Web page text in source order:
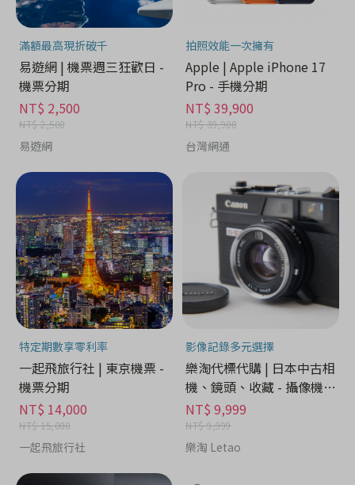
滿額最高現折破千
易遊網 | 機票週三狂歡日 -
機票分期
NT$ 2,500
NT$ 2,500
易遊網
拍照效能一次擁有
Apple | Apple iPhone 17
Pro - 手機分期
NT$ 39,900
NT$ 39,900
台灣網通
特定期數享零利率
一起飛旅行社 | 東京機票 -
機票分期
NT$ 14,000
NT$ 15,000
一起飛旅行社
影像記錄多元選擇
樂淘代標代購 | 日本中古相
機、鏡頭、收藏 - 攝像機分
期
NT$ 9,999
NT$ 9,999
樂淘 Letao